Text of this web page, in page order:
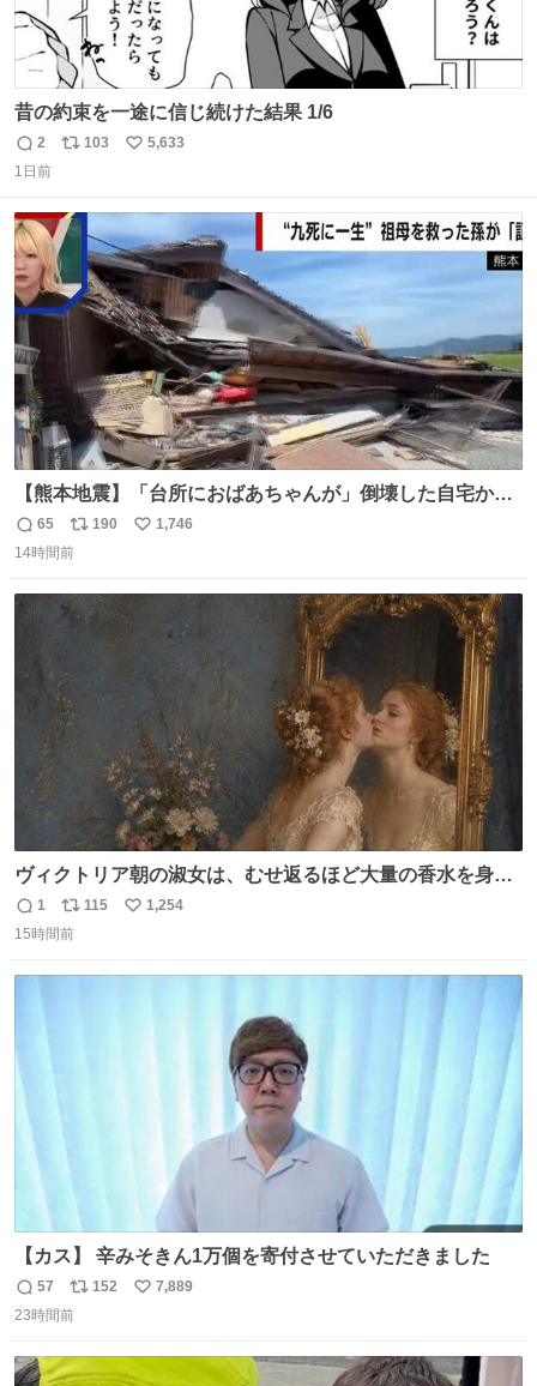
昔の約束を一途に信じ続けた結果 1/6
返
信
2
リ
ト
数
103
い
数
5,633
1日前
【熊本地震】「台所におばあちゃんが」倒壊した自宅から
孫が救出 地震発生時、台所で夕食の準備をしていた祖母の
「助けて」という声。祖母を背負い、助け出した孫が「命
返
信
65
リ
ポ
ト
190
い
1,746
14時間前
ヴィクトリア朝の淑女は、むせ返るほど大量の香水を身に
つけるものではないとされていた。それでも香水は、髪や
肌の手入れと同じくらい、ヴィクトリア朝の女性達の美容
が知る香水よりも単純な組成で、その大部分は薔薇、菫、
返
信
1
リ
ポ
115
い
1,254
15時間前
【カス】 辛みそきん1万個を寄付させていただきました
返
信
57
リ
ポ
ト
152
い
数
7,889
23時間前